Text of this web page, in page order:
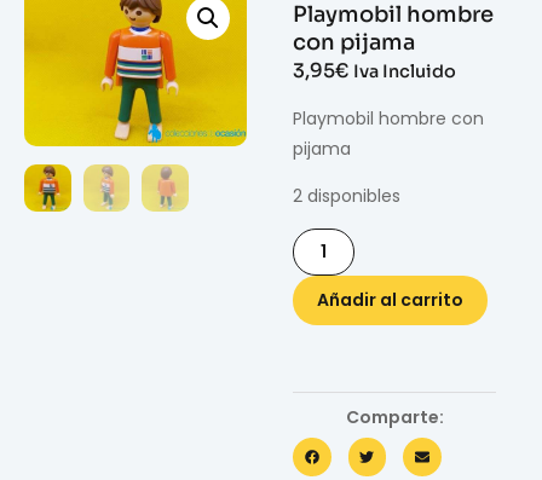
Playmobil hombre
con pijama
3,95€ Iva Incluido
Playmobil hombre con
pijama
2 disponibles
Añadir al carrito
Comparte: